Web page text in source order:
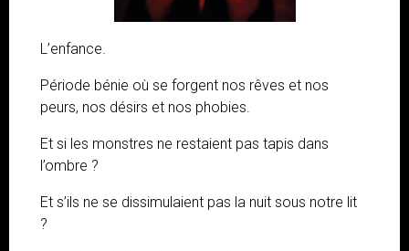
L’enfance.
Période bénie où se forgent nos rêves et nos
peurs, nos désirs et nos phobies.
Et si les monstres ne restaient pas tapis dans
l’ombre ?
Et s’ils ne se dissimulaient pas la nuit sous notre lit
?